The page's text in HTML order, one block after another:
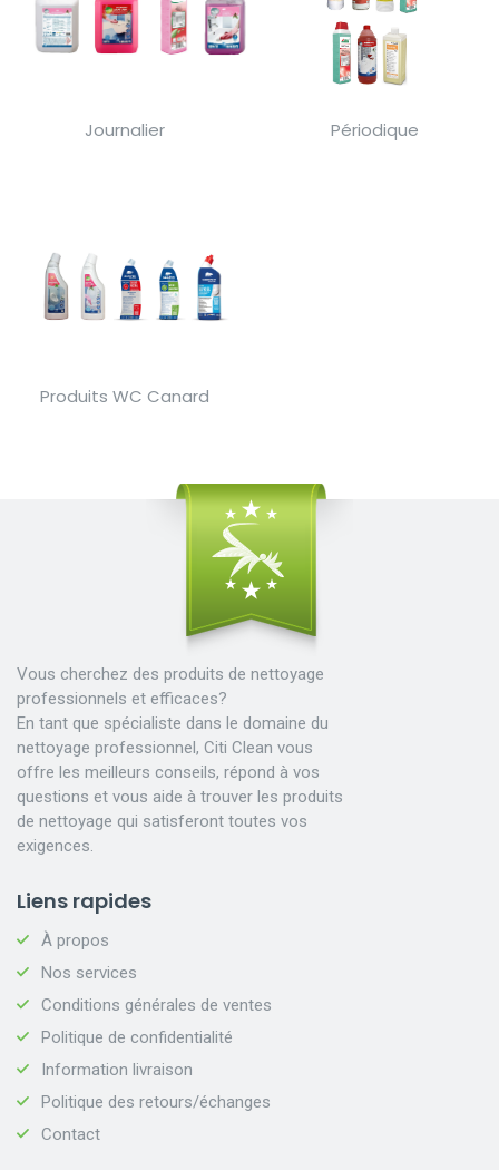
Journalier Périodique
Produits WC Canard
Vous cherchez des produits de nettoyage
professionnels et efficaces?
En tant que spécialiste dans le domaine du
nettoyage professionnel, Citi Clean vous
offre les meilleurs conseils, répond à vos
questions et vous aide à trouver les produits
de nettoyage qui satisferont toutes vos
exigences.
Liens rapides
À propos
Nos services
Conditions générales de ventes
Politique de confidentialité
Information livraison
Politique des retours/échanges
Contact